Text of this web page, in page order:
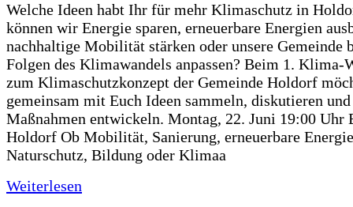
Welche Ideen habt Ihr für mehr Klimaschutz in
können wir Energie sparen, erneuerbare Energien
nachhaltige Mobilität stärken oder unsere Gemeinde
Folgen des Klimawandels anpassen? Beim 1. Klima-
zum Klimaschutzkonzept der Gemeinde Holdorf
gemeinsam mit Euch Ideen sammeln, diskutieren
Maßnahmen entwickeln. Montag, 22. Juni 19:00 Uhr
Holdorf Ob Mobilität, Sanierung, erneuerbare
Naturschutz, Bildung oder Klimaa
Weiterlesen